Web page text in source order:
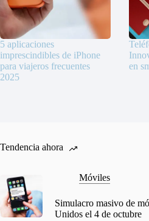
5 aplicaciones
imprescindibles de iPhone
para viajeros frecuentes
2025
en
Tendencia ahora
Móviles
Simulacro masivo de
Unidos el 4 de octubre